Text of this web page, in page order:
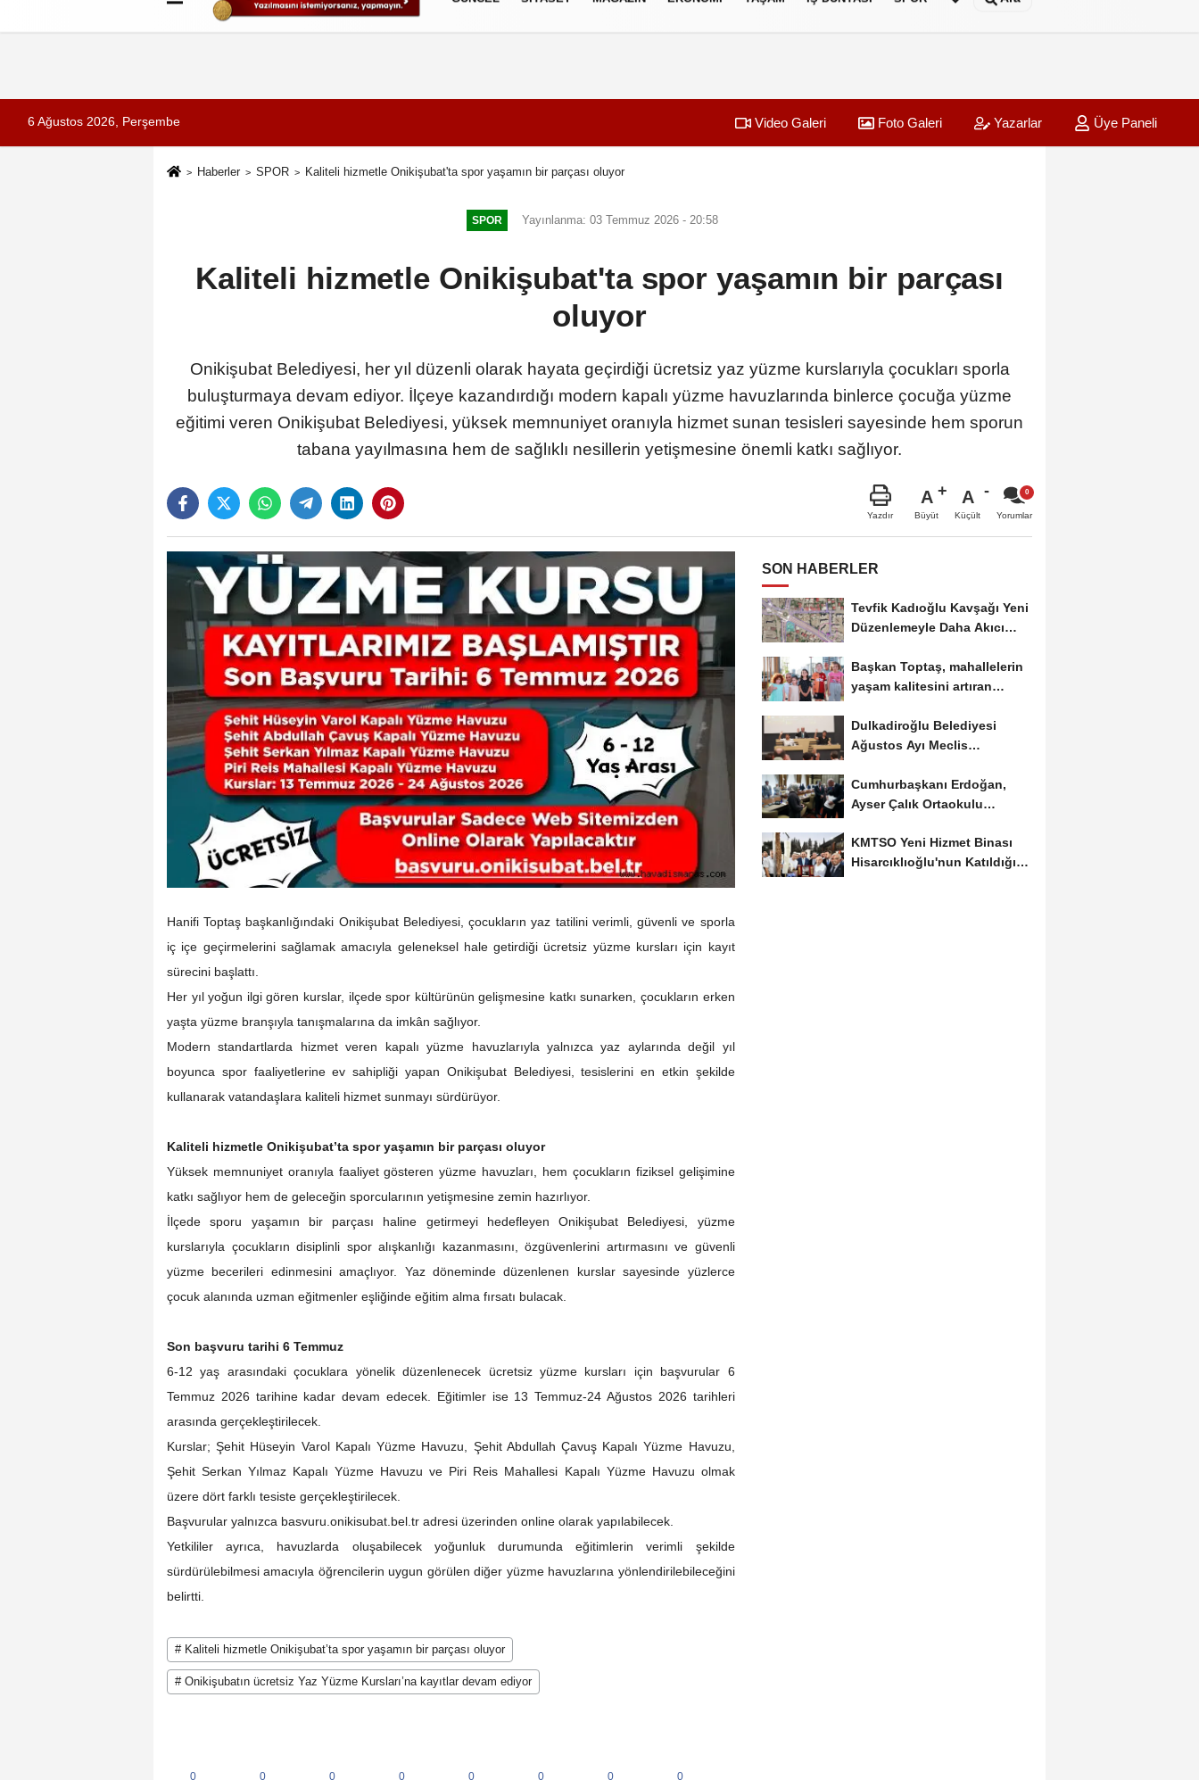
İletişim Çerez Politikası Gizlilik İlkeleri
6 Ağustos 2026, Perşembe Video Galeri Foto Galeri Yazarlar Üye Paneli
Haberler SPOR Kaliteli hizmetle Onikişubat'ta spor yaşamın bir parçası oluyor
SPOR Yayınlanma: 03 Temmuz 2026 - 20:58
Kaliteli hizmetle Onikişubat'ta spor yaşamın bir parçası
oluyor
Onikişubat Belediyesi, her yıl düzenli olarak hayata geçirdiği ücretsiz yaz yüzme kurslarıyla çocukları sporla
buluşturmaya devam ediyor. İlçeye kazandırdığı modern kapalı yüzme havuzlarında binlerce çocuğa yüzme
eğitimi veren Onikişubat Belediyesi, yüksek memnuniyet oranıyla hizmet sunan tesisleri sayesinde hem sporun
tabana yayılmasına hem de sağlıklı nesillerin yetişmesine önemli katkı sağlıyor.
Yazdır
A
Büyüt
A
Küçült Yorumlar
Hanifi Toptaş başkanlığındaki Onikişubat Belediyesi, çocukların yaz tatilini verimli, güvenli ve sporla
iç içe geçirmelerini sağlamak amacıyla geleneksel hale getirdiği ücretsiz yüzme kursları için kayıt
sürecini başlattı.
Her yıl yoğun ilgi gören kurslar, ilçede spor kültürünün gelişmesine katkı sunarken, çocukların erken
yaşta yüzme branşıyla tanışmalarına da imkân sağlıyor.
Modern standartlarda hizmet veren kapalı yüzme havuzlarıyla yalnızca yaz aylarında değil yıl
boyunca spor faaliyetlerine ev sahipliği yapan Onikişubat Belediyesi, tesislerini en etkin şekilde
kullanarak vatandaşlara kaliteli hizmet sunmayı sürdürüyor.
Kaliteli hizmetle Onikişubat’ta spor yaşamın bir parçası oluyor
Yüksek memnuniyet oranıyla faaliyet gösteren yüzme havuzları, hem çocukların fiziksel gelişimine
katkı sağlıyor hem de geleceğin sporcularının yetişmesine zemin hazırlıyor.
İlçede sporu yaşamın bir parçası haline getirmeyi hedefleyen Onikişubat Belediyesi, yüzme
kurslarıyla çocukların disiplinli spor alışkanlığı kazanmasını, özgüvenlerini artırmasını ve güvenli
yüzme becerileri edinmesini amaçlıyor. Yaz döneminde düzenlenen kurslar sayesinde yüzlerce
çocuk alanında uzman eğitmenler eşliğinde eğitim alma fırsatı bulacak.
Son başvuru tarihi 6 Temmuz
6-12 yaş arasındaki çocuklara yönelik düzenlenecek ücretsiz yüzme kursları için başvurular 6
Temmuz 2026 tarihine kadar devam edecek. Eğitimler ise 13 Temmuz-24 Ağustos 2026 tarihleri
arasında gerçekleştirilecek.
Kurslar; Şehit Hüseyin Varol Kapalı Yüzme Havuzu, Şehit Abdullah Çavuş Kapalı Yüzme Havuzu,
Şehit Serkan Yılmaz Kapalı Yüzme Havuzu ve Piri Reis Mahallesi Kapalı Yüzme Havuzu olmak
üzere dört farklı tesiste gerçekleştirilecek.
Başvurular yalnızca basvuru.onikisubat.bel.tr adresi üzerinden online olarak yapılabilecek.
Yetkililer ayrıca, havuzlarda oluşabilecek yoğunluk durumunda eğitimlerin verimli şekilde
sürdürülebilmesi amacıyla öğrencilerin uygun görülen diğer yüzme havuzlarına yönlendirilebileceğini
belirtti.
# Kaliteli hizmetle Onikişubat’ta spor yaşamın bir parçası oluyor
# Onikişubatın ücretsiz Yaz Yüzme Kursları’na kayıtlar devam ediyor
SON HABERLER
Tevfik Kadıoğlu Kavşağı Yeni
Düzenlemeyle Daha Akıcı
Başkan Toptaş, mahallelerin
yaşam kalitesini artıran
Dulkadiroğlu Belediyesi
Ağustos Ayı Meclis
Cumhurbaşkanı Erdoğan,
Ayser Çalık Ortaokulu
KMTSO Yeni Hizmet Binası
Hisarcıklıoğlu'nun Katıldığı